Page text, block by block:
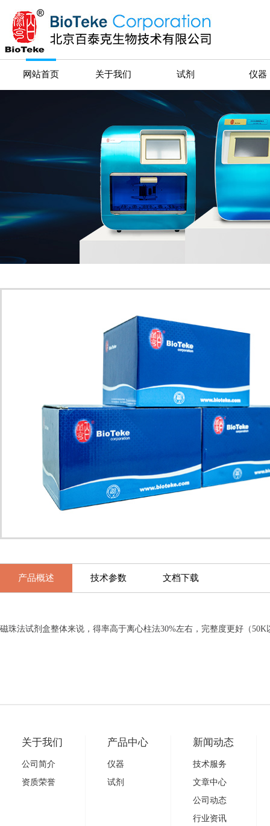
网站首页 关于我们 试剂 仪器
产品概述 技术参数 文档下载
磁珠法试剂盒整体来说，得率高于离心柱法30%左右，完整度更好（
关于我们
公司简介
资质荣誉
产品中心
仪器
试剂
新闻动态
技术服务
文章中心
公司动态
行业资讯